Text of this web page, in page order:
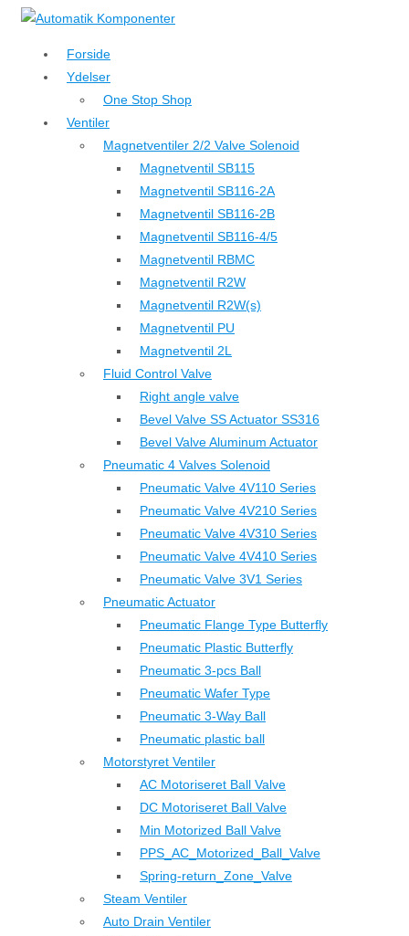
↓
hovedindhold
Forside
Ydelser
One Stop Shop
Ventiler
Magnetventiler 2/2 Valve Solenoid
Magnetventil SB115
Magnetventil SB116-2A
Magnetventil SB116-2B
Magnetventil SB116-4/5
Magnetventil RBMC
Magnetventil R2W
Magnetventil R2W(s)
Magnetventil PU
Magnetventil 2L
Fluid Control Valve
Right angle valve
Bevel Valve SS Actuator SS316
Bevel Valve Aluminum Actuator
Pneumatic 4 Valves Solenoid
Pneumatic Valve 4V110 Series
Pneumatic Valve 4V210 Series
Pneumatic Valve 4V310 Series
Pneumatic Valve 4V410 Series
Pneumatic Valve 3V1 Series
Pneumatic Actuator
Pneumatic Flange Type Butterfly
Pneumatic Plastic Butterfly
Pneumatic 3-pcs Ball
Pneumatic Wafer Type
Pneumatic 3-Way Ball
Pneumatic plastic ball
Motorstyret Ventiler
AC Motoriseret Ball Valve
DC Motoriseret Ball Valve
Min Motorized Ball Valve
PPS_AC_Motorized_Ball_Valve
Spring-return_Zone_Valve
Steam Ventiler
Auto Drain Ventiler